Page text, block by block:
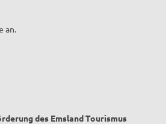
an.
des Emsland Tourismus